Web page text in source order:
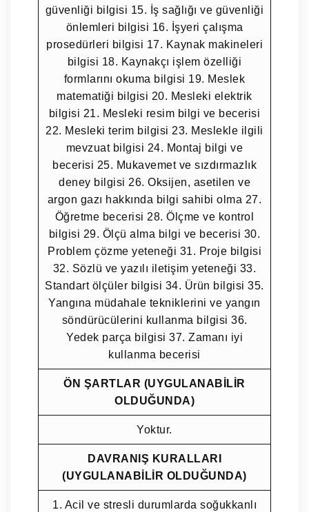
güvenliği bilgisi 15. İş sağlığı ve güvenliği
önlemleri bilgisi 16. İşyeri çalışma
prosedürleri bilgisi 17. Kaynak makineleri
bilgisi 18. Kaynakçı işlem özelliği
formlarını okuma bilgisi 19. Meslek
matematiği bilgisi 20. Mesleki elektrik
bilgisi 21. Mesleki resim bilgi ve becerisi
22. Mesleki terim bilgisi 23. Meslekle ilgili
mevzuat bilgisi 24. Montaj bilgi ve
becerisi 25. Mukavemet ve sızdırmazlık
deney bilgisi 26. Oksijen, asetilen ve
argon gazı hakkında bilgi sahibi olma 27.
Öğretme becerisi 28. Ölçme ve kontrol
bilgisi 29. Ölçü alma bilgi ve becerisi 30.
Problem çözme yeteneği 31. Proje bilgisi
32. Sözlü ve yazılı iletişim yeteneği 33.
Standart ölçüler bilgisi 34. Ürün bilgisi 35.
Yangına müdahale tekniklerini ve yangın
söndürücülerini kullanma bilgisi 36.
Yedek parça bilgisi 37. Zamanı iyi
kullanma becerisi
ÖN ŞARTLAR (UYGULANABİLİR
OLDUĞUNDA)
Yoktur.
DAVRANIŞ KURALLARI
(UYGULANABİLİR OLDUĞUNDA)
1. Acil ve stresli durumlarda soğukkanlı